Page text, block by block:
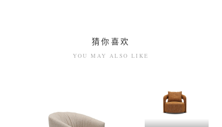
猜你喜欢
YOU MAY ALSO LIKE